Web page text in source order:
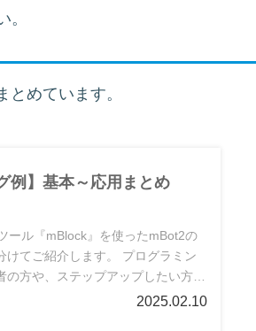
めています。
例】基本～応用まとめ
ール『mBlock』を使ったmBot2の
けてご紹介します。 プログラミン
の方や、ステップアップしたい方な
でいただけるよう、基本、応用に分
2025.02.10